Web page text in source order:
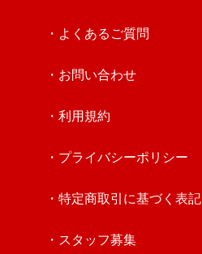
・よくあるご質問
・お問い合わせ
・利用規約
・プライバシーポリシー
・特定商取引に基づく表記
・スタッフ募集